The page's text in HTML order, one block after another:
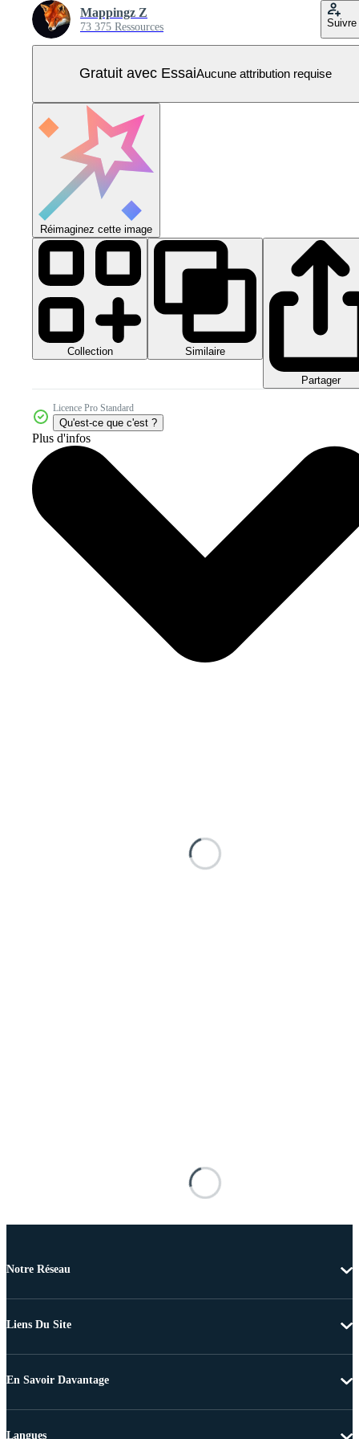
Mappingz Z
73 375 Ressources Suivre
Gratuit avec EssaiAucune attribution requise
Réimaginez cette image
Collection Similaire
Partager
Licence Pro Standard
Qu'est-ce que c'est ?
Plus d'infos
Notre Réseau
Liens Du Site
En Savoir Davantage
Langues